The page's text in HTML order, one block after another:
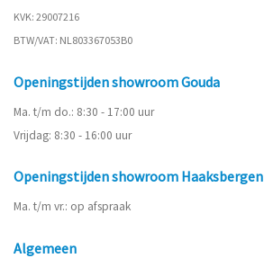
KVK: 29007216
BTW/VAT: NL803367053B0
Openingstijden showroom Gouda
Ma. t/m do.: 8:30 - 17:00 uur
Vrijdag: 8:30 - 16:00 uur
Openingstijden showroom Haaksbergen
Ma. t/m vr.: op afspraak
Algemeen